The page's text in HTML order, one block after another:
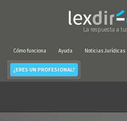
La respuesta a
Cómo funciona Ayuda Noticias Jurídicas
¿ERES UN PROFESIONAL?